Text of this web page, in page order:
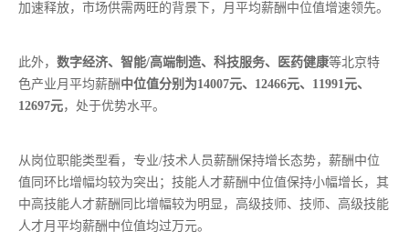
加速释放，市场供需两旺的背景下，月平均薪酬中位值增速领先。
此外， 数字经济、智能/高端制造、科技服务、医药健康等北京特
色产业月平均薪酬 中位值分别为14007元、12466元、11991元、
12697元，处于优势水平。
从岗位职能类型看，专业/技术人员薪酬保持增长态势，薪酬中位
值同环比增幅均较为突出；技能人才薪酬中位值保持小幅增长，其
中高技能人才薪酬同比增幅较为明显，高级技师、技师、高级技能
人才月平均薪酬中位值均过万元。